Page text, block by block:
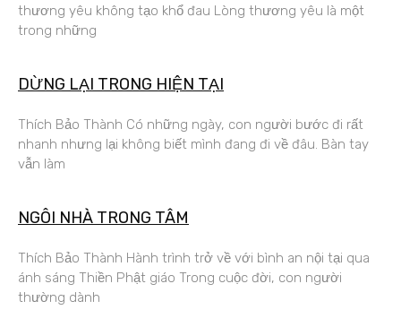
thương yêu không tạo khổ đau Lòng thương yêu là một
trong những
DỪNG LẠI TRONG HIỆN TẠI
Thích Bảo Thành Có những ngày, con người bước đi rất
nhanh nhưng lại không biết mình đang đi về đâu. Bàn tay
vẫn làm
NGÔI NHÀ TRONG TÂM
Thích Bảo Thành Hành trình trở về với bình an nội tại qua
ánh sáng Thiền Phật giáo Trong cuộc đời, con người
thường dành